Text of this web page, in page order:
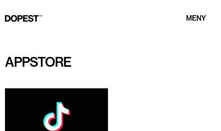
MENY
APPSTORE